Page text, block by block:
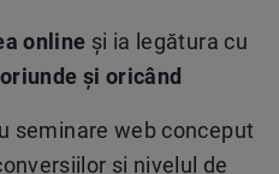
online și ia legătura cu
și oricând
seminare web conceput
și nivelul de